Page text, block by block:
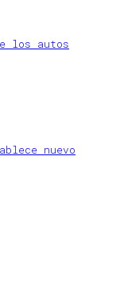
los autos
nuevo